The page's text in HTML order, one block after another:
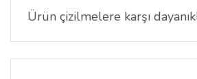
olarak tasarlanmıştır.
Ürün çizilmelere karşı
Evet, Nano teknolojisi sayesinde
oluşabilecek çiziklere karşı yüksek